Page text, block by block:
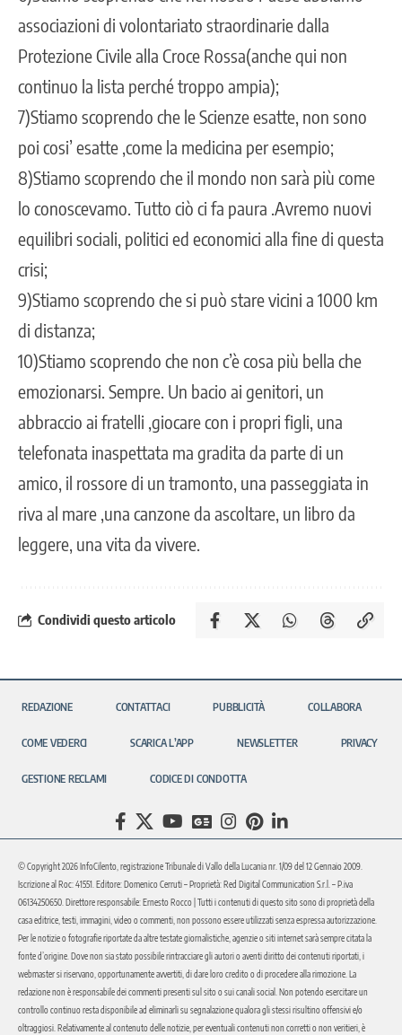
associazioni di volontariato straordinarie dalla
Protezione Civile alla Croce Rossa(anche qui non
continuo la lista perché troppo ampia);
7)Stiamo scoprendo che le Scienze esatte, non sono
poi cosi’ esatte ,come la medicina per esempio;
8)Stiamo scoprendo che il mondo non sarà più come
lo conoscevamo. Tutto ciò ci fa paura .Avremo nuovi
equilibri sociali, politici ed economici alla fine di questa
crisi;
9)Stiamo scoprendo che si può stare vicini a 1000 km
di distanza;
10)Stiamo scoprendo che non c’è cosa più bella che
emozionarsi. Sempre. Un bacio ai genitori, un
abbraccio ai fratelli ,giocare con i propri figli, una
telefonata inaspettata ma gradita da parte di un
amico, il rossore di un tramonto, una passeggiata in
riva al mare ,una canzone da ascoltare, un libro da
leggere, una vita da vivere.
Condividi questo articolo
REDAZIONE CONTATTACI PUBBLICITÀ COLLABORA
COME VEDERCI SCARICA L’APP NEWSLETTER PRIVACY
GESTIONE RECLAMI CODICE DI CONDOTTA
© Copyright 2026 InfoCilento, registrazione Tribunale di Vallo della Lucania nr. 1/09 del 12 Gennaio 2009.
Iscrizione al Roc: 41551. Editore: Domenico Cerruti – Proprietà: Red Digital Communication S.r.l. – P.iva
06134250650. Direttore responsabile: Ernesto Rocco | Tutti i contenuti di questo sito sono di proprietà della
casa editrice, testi, immagini, video o commenti, non possono essere utilizzati senza espressa autorizzazione.
Per le notizie o fotografie riportate da altre testate giornalistiche, agenzie o siti internet sarà sempre citata la
fonte d’origine. Dove non sia stato possibile rintracciare gli autori o aventi diritto dei contenuti riportati, i
webmaster si riservano, opportunamente avvertiti, di dare loro credito o di procedere alla rimozione. La
redazione non è responsabile dei commenti presenti sul sito o sui canali social. Non potendo esercitare un
controllo continuo resta disponibile ad eliminarli su segnalazione qualora gli stessi risultino offensivi e/o
oltraggiosi. Relativamente al contenuto delle notizie, per eventuali contenuti non corretti o non veritieri, è